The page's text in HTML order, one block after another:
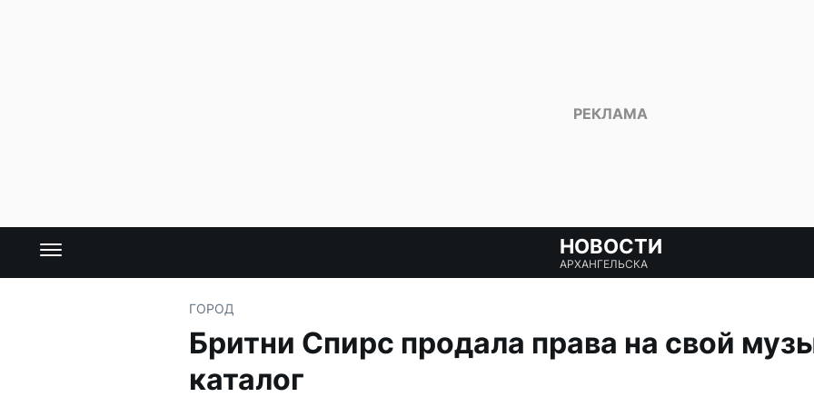
НОВОСТИ
АРХАНГЕЛЬСКА
ГОРОД
Бритни Спирс продала права на свой
каталог